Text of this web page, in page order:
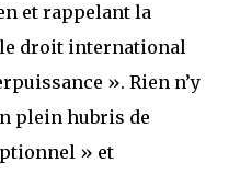
et rappelant la
le droit international
». Rien n’y
plein hubris de
» et